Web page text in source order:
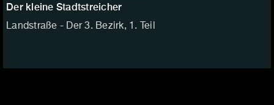
Der kleine Stadtstreicher
Landstraße - Der 3. Bezirk, 1. Teil